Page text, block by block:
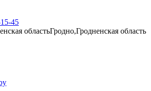
45
областьГродно,Гродненская область